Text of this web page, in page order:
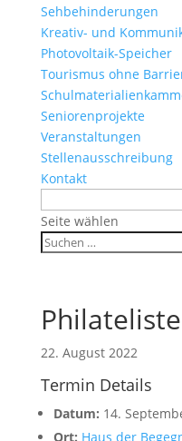
Sehbehinderungen
Kreativ- und
Photovoltaik-Speicher
Tourismus ohne
Seniorenprojekte
Veranstaltungen
Stellenausschreibung
Kontakt
Seite wählen
22. August 2022
Termin Details
Datum: 14.
Ort: Haus der